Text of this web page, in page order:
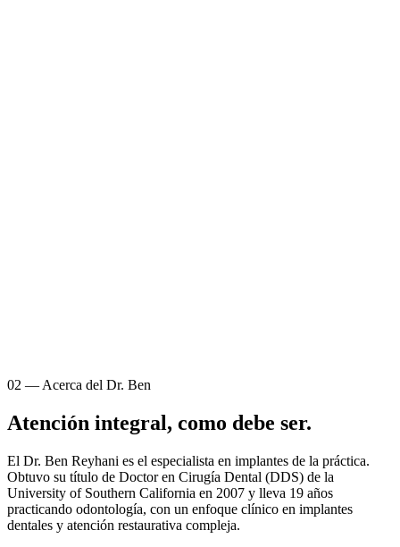
02 — Acerca del Dr. Ben
Atención integral, como debe ser.
El Dr. Ben Reyhani es el especialista en implantes de la práctica.
Obtuvo su título de Doctor en Cirugía Dental (DDS) de la
University of Southern California en 2007 y lleva 19 años
practicando odontología, con un enfoque clínico en implantes
dentales y atención restaurativa compleja.